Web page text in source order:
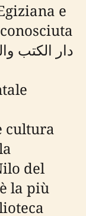
e
cultura
del
la più